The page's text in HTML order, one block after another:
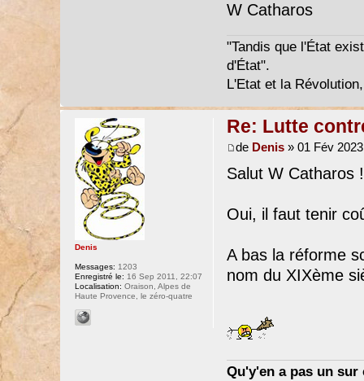
W Catharos
"Tandis que l'État
d'État".
L'Etat et la
Re: Lutte
de Denis» 01 Fév
Salut W Catharos !
Oui, il faut tenir
A bas la réforme
nom du XIXème
Qu'y'en a pas un
Denis
Messages: 1203
Enregistré le: 16 Sep 2011, 22:07
Localisation: Oraison, Alpes de
Haute Provence, le zéro-quatre